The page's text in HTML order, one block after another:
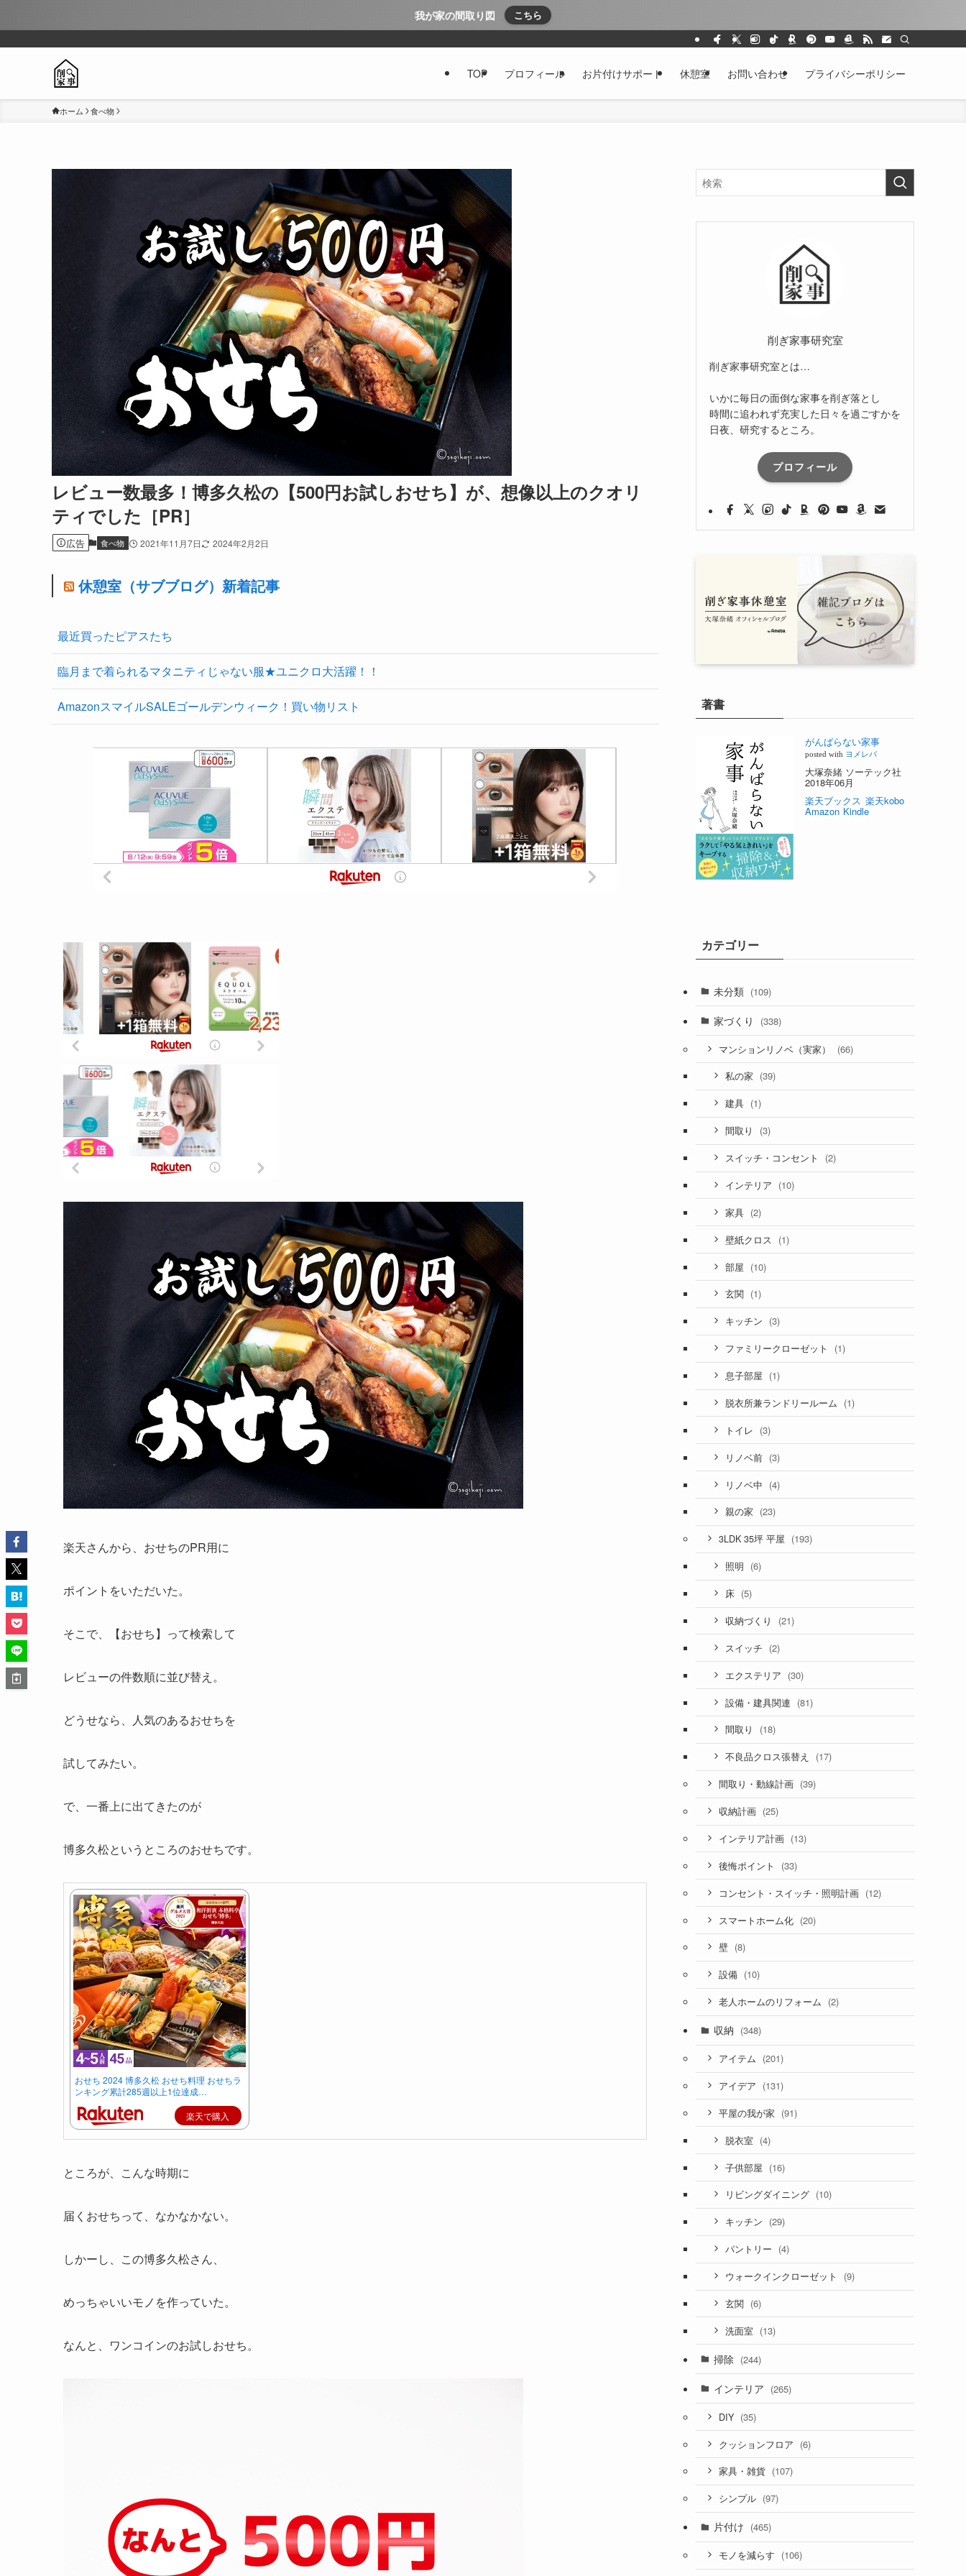
我が家の間取り図 こちら
TOP プロフィール お片付けサポート 休憩室 お問い合わせ プライバシーポリシー
ホーム 食べ物
レビュー数最多！博多久松の【500円お試しおせち】が、想像以上のクオリ
ティでした［PR］
広告 食べ物 2021年11月7日 2024年2月2日
休憩室（サブブログ）新着記事
最近買ったピアスたち
臨月まで着られるマタニティじゃない服★ユニクロ大活躍！！
AmazonスマイルSALEゴールデンウィーク！買い物リスト
楽天さんから、おせちのPR用に
ポイントをいただいた。
そこで、【おせち】って検索して
レビューの件数順に並び替え。
どうせなら、人気のあるおせちを
試してみたい。
で、一番上に出てきたのが
博多久松というところのおせちです。
おせち 2024 博多久松 おせち料理 おせちラ
ンキング累計285週以上1位達成…
楽天で購入
ところが、こんな時期に
届くおせちって、なかなかない。
しかーし、この博多久松さん、
めっちゃいいモノを作っていた。
なんと、ワンコインのお試しおせち。
削ぎ家事研究室
削ぎ家事研究室とは…
いかに毎日の面倒な家事を削ぎ落とし
時間に追われず充実した日々を過ごすかを
日夜、研究するところ。
プロフィール
著書
がんばらない家事
posted with ヨメレバ
大塚奈緒 ソーテック社
2018年06月
楽天ブックス 楽天kobo
Amazon Kindle
カテゴリー
未分類 (109)
家づくり (338)
マンションリノベ（実家） (66)
私の家 (39)
建具 (1)
間取り (3)
スイッチ・コンセント (2)
インテリア (10)
家具 (2)
壁紙クロス (1)
部屋 (10)
玄関 (1)
キッチン (3)
ファミリークローゼット (1)
息子部屋 (1)
脱衣所兼ランドリールーム (1)
トイレ (3)
リノベ前 (3)
リノベ中 (4)
親の家 (23)
3LDK 35坪 平屋 (193)
照明 (6)
床 (5)
収納づくり (21)
スイッチ (2)
エクステリア (30)
設備・建具関連 (81)
間取り (18)
不良品クロス張替え (17)
間取り・動線計画 (39)
収納計画 (25)
インテリア計画 (13)
後悔ポイント (33)
コンセント・スイッチ・照明計画 (12)
スマートホーム化 (20)
壁 (8)
設備 (10)
老人ホームのリフォーム (2)
収納 (348)
アイテム (201)
アイデア (131)
平屋の我が家 (91)
脱衣室 (4)
子供部屋 (16)
リビングダイニング (10)
キッチン (29)
パントリー (4)
ウォークインクローゼット (9)
玄関 (6)
洗面室 (13)
掃除 (244)
インテリア (265)
DIY (35)
クッションフロア (6)
家具・雑貨 (107)
シンプル (97)
片付け (465)
モノを減らす (106)